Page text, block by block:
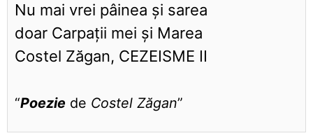
Nu mai vrei pâinea și sarea
doar Carpații mei și Marea
Costel Zăgan, CEZEISME II
“Poezie de Costel Zăgan”